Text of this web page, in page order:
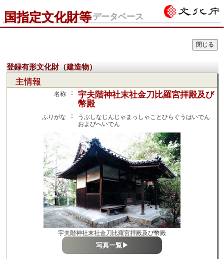
国指定文化財等データベース
登録有形文化財（建造物）
主情報
名称 ：
宇夫階神社末社金刀比羅宮拝殿及び
幣殿
ふりがな ：
うぶしなじんじゃまっしゃことひらぐうはいでん
およびへいでん
宇夫階神社末社金刀比羅宮拝殿及び幣殿
写真一覧▶